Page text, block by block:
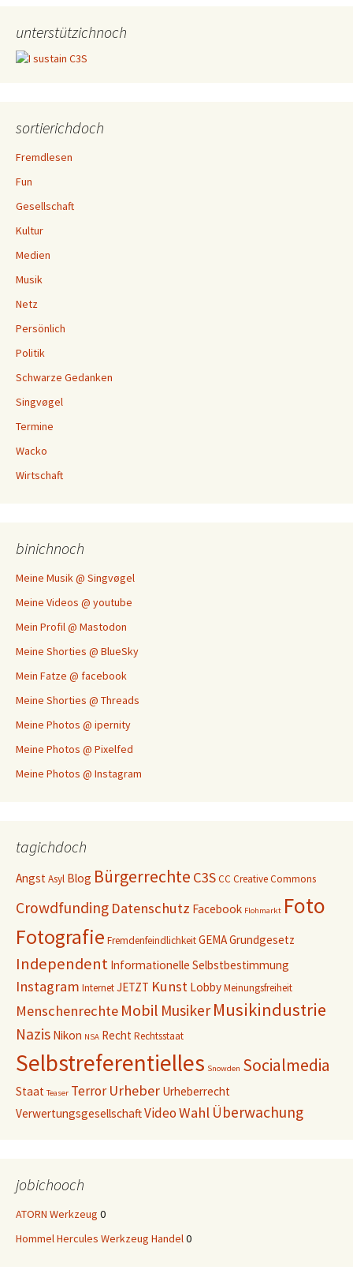
unterstützichnoch
sortierichdoch
Fremdlesen
Fun
Gesellschaft
Kultur
Medien
Musik
Netz
Persönlich
Politik
Schwarze Gedanken
Singvøgel
Termine
Wacko
Wirtschaft
binichnoch
Meine Musik @ Singvøgel
Meine Videos @ youtube
Mein Profil @ Mastodon
Meine Shorties @ BlueSky
Mein Fatze @ facebook
Meine Shorties @ Threads
Meine Photos @ ipernity
Meine Photos @ Pixelfed
Meine Photos @ Instagram
tagichdoch
AngstAsyl Blog Bürgerrechte C3SCC Creative Commons
Crowdfunding Datenschutz Facebook Flohmarkt Foto
Fotografie FremdenfeindlichkeitGEMAGrundgesetz
Independent Informationelle Selbstbestimmung
Instagram InternetJETZT Kunst LobbyMeinungsfreiheit
Menschenrechte Mobil Musiker Musikindustrie
Nazis Nikon NSA RechtRechtsstaat
Selbstreferentielles Snowden Socialmedia
Staat Teaser Terror Urheber Urheberrecht
VerwertungsgesellschaftVideoWahl Überwachung
jobichooch
ATORN Werkzeug 0
Hommel Hercules Werkzeug Handel0